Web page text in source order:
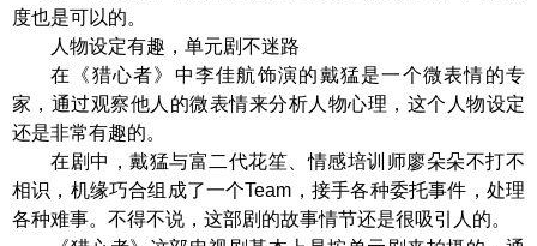
度也是可以的。
人物设定有趣，单元剧不迷路
在《猎心者》中李佳航饰演的戴猛是一个微表情的专
家，通过观察他人的微表情来分析人物心理，这个人物设定
还是非常有趣的。
在剧中，戴猛与富二代花笙、情感培训师廖朵朵不打不
相识，机缘巧合组成了一个Team，接手各种委托事件，处理
各种难事。不得不说，这部剧的故事情节还是很吸引人的。